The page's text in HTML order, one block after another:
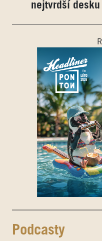
nejtvrdší desku
Podcasty